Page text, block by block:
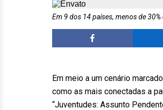
Em 9 dos 14 países, menos de
Em meio a um cenário
como as mais conectadas a
“Juventudes: Assunto